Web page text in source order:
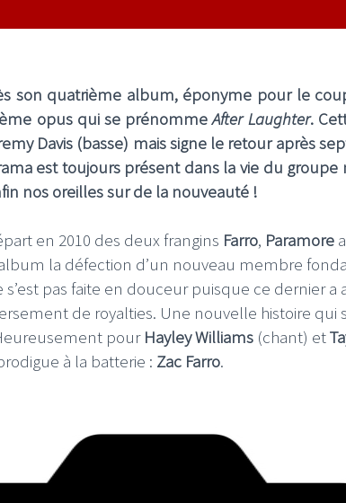
son quatrième album, éponyme pour le
opus qui se prénommeAfter Laughter.
Davis (basse) mais signe le retour après
est toujours présent dans la vie du groupe
nos oreilles sur de la nouveauté !
en 2010 des deux frangins Farro, Paramore
la défection d’un nouveau membre
pas faite en douceur puisque ce dernier a
de royalties. Une nouvelle histoire qui
pour Hayley Williams (chant) et
à la batterie : Zac Farro.